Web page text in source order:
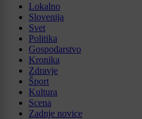
Lokalno
Slovenija
Svet
Politika
Gospodarstvo
Kronika
Zdravje
Šport
Kultura
Scena
Zadnje novice